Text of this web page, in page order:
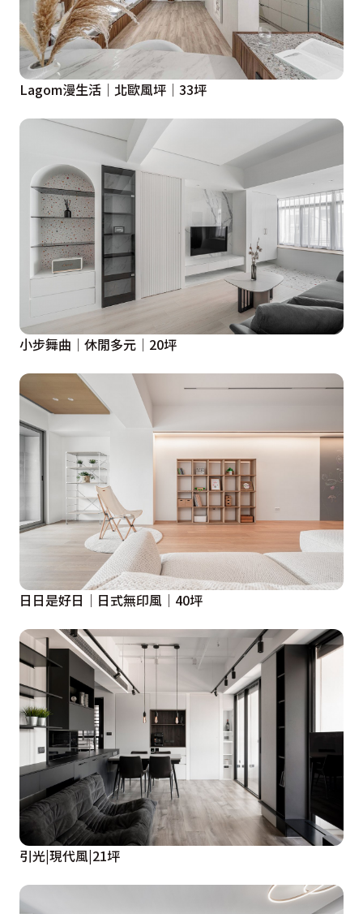
Lagom漫生活│北歐風坪│33坪
小步舞曲│休閒多元│20坪
日日是好日│日式無印風│40坪
引光|現代風|21坪